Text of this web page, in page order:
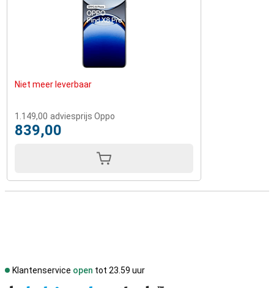
Niet meer leverbaar
1.149,00 adviesprijs Oppo
839,00
Klantenservice open tot 23.59 uur